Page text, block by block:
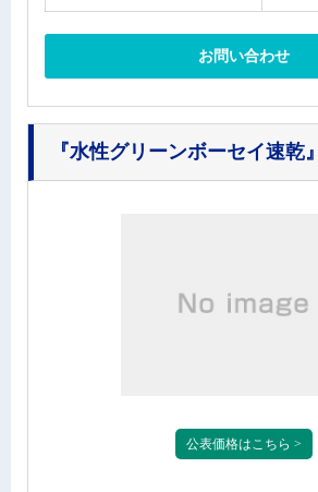
お問い合わせ
『水性グリーンボーセイ速乾』
公表価格はこちら >